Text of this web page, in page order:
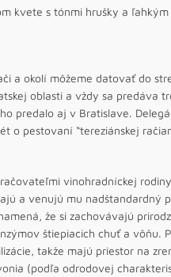
kvete s tónmi hrušky a
a okolí môžeme datovať do
oblasti a vždy sa predáva
predalo aj v Bratislave.
o pestovaní “tereziánskej
vinohradníckej
a venujú mu nadštandardný
že si zachovávajú
štiepiacich chuť a
takže majú priestor na
(podľa odrodovej